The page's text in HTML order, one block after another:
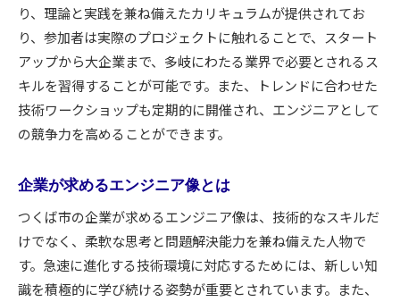
り、理論と実践を兼ね備えたカリキュラムが提供されてお
り、参加者は実際のプロジェクトに触れることで、スタート
アップから大企業まで、多岐にわたる業界で必要とされるス
キルを習得することが可能です。また、トレンドに合わせた
技術ワークショップも定期的に開催され、エンジニアとして
の競争力を高めることができます。
企業が求めるエンジニア像とは
つくば市の企業が求めるエンジニア像は、技術的なスキルだ
けでなく、柔軟な思考と問題解決能力を兼ね備えた人物で
す。急速に進化する技術環境に対応するためには、新しい知
識を積極的に学び続ける姿勢が重要とされています。また、